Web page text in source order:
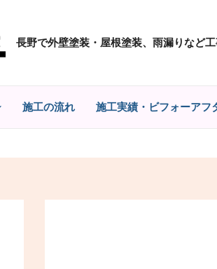
長野で外壁塗装・屋根塗装、雨漏りなど
施工の流れ 施工実績・ビフォーアフ